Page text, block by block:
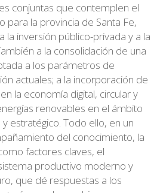
conjuntas que contemplen el
para la provincia de Santa Fe,
la inversión público-privada y a la
a la consolidación de una
a los parámetros de
actuales; a la incorporación de
la economía digital, circular y
renovables en el ámbito
estratégico. Todo ello, en un
del conocimiento, la
factores claves, el
productivo moderno y
que dé respuestas a los